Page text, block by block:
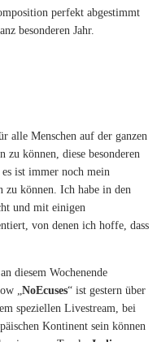
perfekt abgestimmt
besonderen Jahr.
alle Menschen auf der ganzen
können, diese besonderen
ist immer noch mein
können. Ich habe in den
und mit einigen
von denen ich hoffe, dass
an diesem Wochenende
„ NoEcuses“ ist gestern über
speziellen Livestream, bei
Kontinent sein können